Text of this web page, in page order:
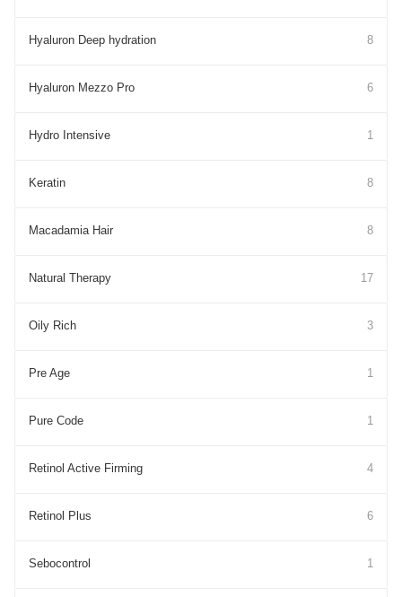
Hyaluron Deep hydration 8
Hyaluron Mezzo Pro 6
Hydro Intensive 1
Keratin 8
Macadamia Hair 8
Natural Therapy 17
Oily Rich 3
Pre Age 1
Pure Cоde 1
Retinol Active Firming 4
Retinol Plus 6
Sebocontrol 1